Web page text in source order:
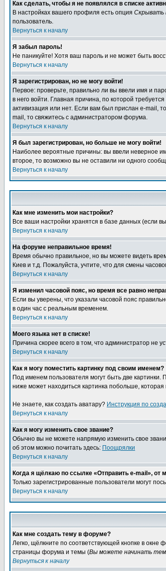
Как сделать, чтобы я не появлялся в списке
В настройках вашего профиля есть опция Скрывать
пользователь.
Вернуться к началу
Я забыл пароль!
Не паникуйте! Хотя ваш пароль и не может быть
Вернуться к началу
Я зарегистрирован, но не могу войти!
Первое: проверьте, правильно ли вы ввели имя и
в него войти. Главная причина, по которой
активизация или нет. Если вам был прислан e-mail,
mail, то свяжитесь с администратором форума.
Вернуться к началу
Я был зарегистрирован, но больше не могу войти!
Наиболее вероятные причины: вы ввели неверное
второе, то возможно вы не оставили ни одного
Вернуться к началу
Как мне изменить мои настройки?
Все ваши настройки хранятся в базе данных (если
Вернуться к началу
На форуме неправильное время!
Время обычно правильное, но вы можете видеть
Киев и т.д. Пожалуйста, учтите, что для смены
Вернуться к началу
Я изменил часовой пояс, но время все равно
Если вы уверены, что указали часовой пояс
в один час с реальным временем.
Вернуться к началу
Моего языка нет в списке!
Причина скорее всего в том, что администратор не
Вернуться к началу
Как я могу поместить картинку под своим именем?
Под именем пользователя могут быть две
ниже может находиться картинка побольше,
Не знаете, как создать аватару? Инструкция по
Вернуться к началу
Как я могу изменить свое звание?
Обычно вы не можете напрямую изменить свое
об этом можно почитать здесь: Поощрялки
Вернуться к началу
Когда я щёлкаю по ссылке «Отправить e-mail», от
Только зарегистрированные пользователи могут
Вернуться к началу
Как мне создать тему в форуме?
Легко, щёлкните по соответствующей кнопке в
страницы форума и темы (Вы можете начинать
Вернуться к началу